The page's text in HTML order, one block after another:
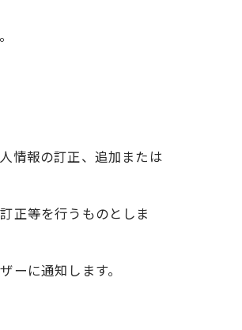
情報の訂正、追加または
正等を行うものとしま
に通知します。